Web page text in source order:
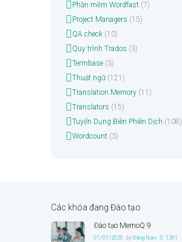
Phần mềm Wordfast(7)
Project Managers (15)
QA check(10)
Quy trình Trados (3)
Termbase(3)
Thuật ngữ(121)
Translation Memory(11)
Translators (15)
Tuyển Dụng Biên Phiên Dịch (108)
Wordcount(3)
Các khóa đang Đào tạo
Đào tạo MemoQ 9
01/01/2020 byĐặng Nam 1261